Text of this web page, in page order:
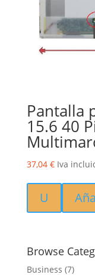
Pantalla
15.6 40
37,04 € Iva
U
Browse
Business (7)